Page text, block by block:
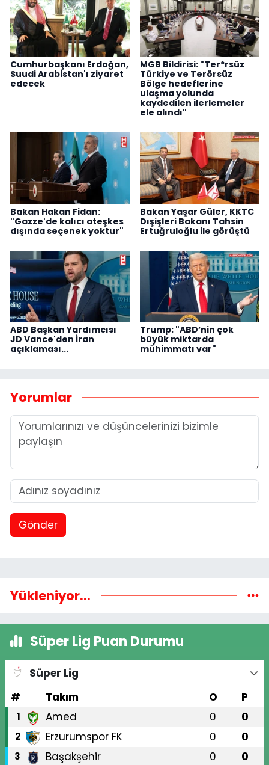
Cumhurbaşkanı Erdoğan,
Suudi Arabistan'ı ziyaret
edecek
MGB Bildirisi: "Ter*rsüz
Türkiye ve Terörsüz
Bölge hedeflerine
ulaşma yolunda
kaydedilen ilerlemeler
ele alındı"
Bakan Hakan Fidan:
"Gazze'de kalıcı ateşkes
dışında seçenek yoktur"
Bakan Yaşar Güler, KKTC
Dışişleri Bakanı Tahsin
Ertuğruloğlu ile görüştü
ABD Başkan Yardımcısı
JD Vance'den İran
açıklaması...
Trump: "ABD’nin çok
büyük miktarda
mühimmatı var"
Yorumlar
Gönder
Yükleniyor...
Süper Lig Puan Durumu
Süper Lig
#
Takım O P
1 Amed 0 0
2 Erzurumspor FK 0 0
3 Başakşehir 0 0